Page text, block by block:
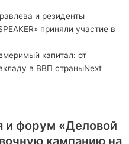
и резиденты
приняли участие в
капитал: от
в ВВП страныNext
и форум «Деловой